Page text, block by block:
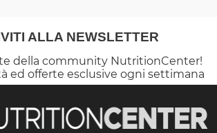
ALLA NEWSLETTER
della community NutritionCenter!
ed offerte esclusive ogni settimana